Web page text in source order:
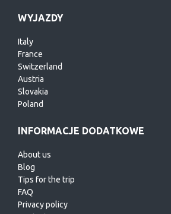
WYJAZDY
Italy
France
Switzerland
Austria
Slovakia
Poland
INFORMACJE DODATKOWE
About us
Blog
Tips for the trip
FAQ
Privacy policy